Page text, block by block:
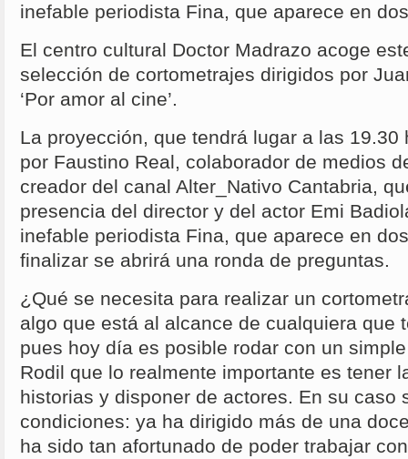
inefable periodista Fina, que aparece en
El centro cultural Doctor Madrazo acoge
selección de cortometrajes dirigidos por
‘Por amor al cine’.
La proyección, que tendrá lugar a las 19.30
por Faustino Real, colaborador de medios
creador del canal Alter_Nativo Cantabria,
presencia del director y del actor Emi
inefable periodista Fina, que aparece en
finalizar se abrirá una ronda de preguntas.
¿Qué se necesita para realizar un
algo que está al alcance de cualquiera que
pues hoy día es posible rodar con un
Rodil que lo realmente importante es tener
historias y disponer de actores. En su caso
condiciones: ya ha dirigido más de una
ha sido tan afortunado de poder trabajar